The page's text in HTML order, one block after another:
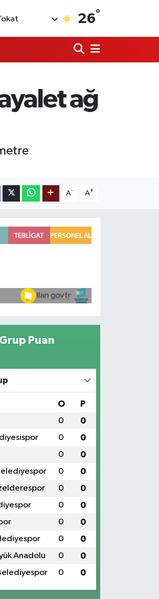
26°
ağ
A- A+
Puan
O P
0 0
0 0
0 0
0 0
0 0
0 0
0 0
0 0
Anadolu 0 0
0 0